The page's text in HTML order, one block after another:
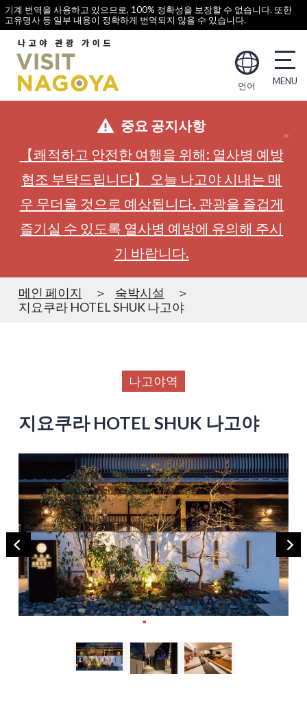
기계 번역을 사용하고 있으므로, 100% 정확성을 보장할 수 없습니다. 또한
고유명사 등 일부 내용이 정확하게 번역되지 않을 수 있습니다.
언어
중요 공지사항
【쾌적하고 안전한 여행을 위해: 열사병 예방
협조 부탁드립니다】 오늘 나고야 시내는 매
우 무더울 것으로 예상됩니다. 관광을 즐겁게
즐기실 수 있도록 열사병 예방에 유의해 주시
기 바랍니다.
메인 페이지
숙박시설
지요쿠라 HOTEL SHUK 나고야
나고야역
지요쿠라 HOTEL SHUK 나고야